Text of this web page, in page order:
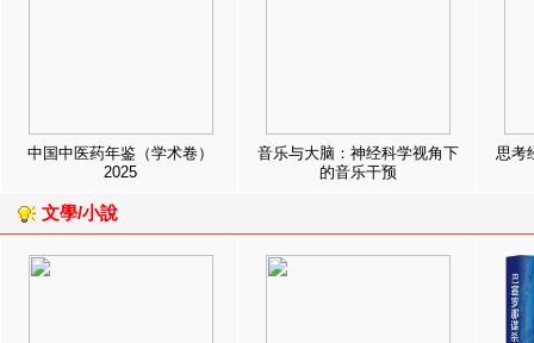
中国中医药年鉴（学术卷）
2025
音乐与大脑：神经科学视角下
的音乐干预
思考
文學/小說